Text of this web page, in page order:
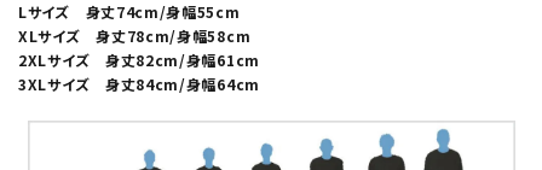
Lサイズ 身丈74cm/身幅55cm
XLサイズ 身丈78cm/身幅58cm
2XLサイズ 身丈82cm/身幅61cm
3XLサイズ 身丈84cm/身幅64cm